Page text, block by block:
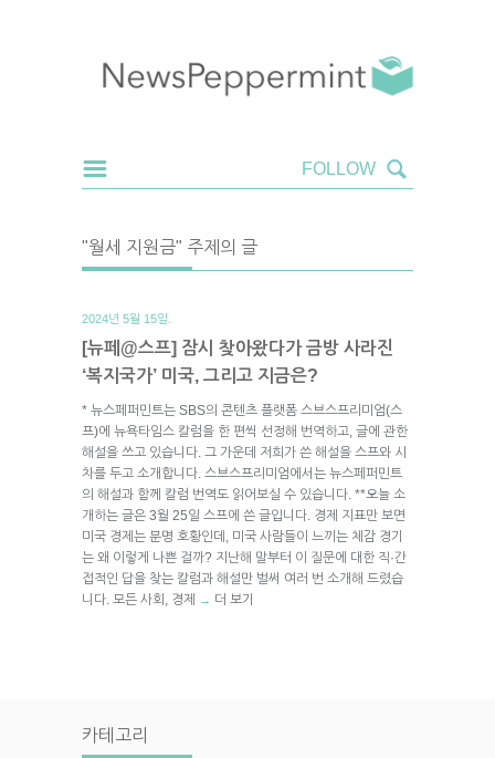
"월세 지원금" 주제의 글
2024년 5월 15일.
[뉴페@스프] 잠시 찾아왔다가 금방 사라진
‘복지국가’ 미국, 그리고 지금은?
* 뉴스페퍼민트는 SBS의 콘텐츠 플랫폼 스브스프리미엄(스
프)에 뉴욕타임스 칼럼을 한 편씩 선정해 번역하고, 글에 관한
해설을 쓰고 있습니다. 그 가운데 저희가 쓴 해설을 스프와 시
차를 두고 소개합니다. 스브스프리미엄에서는 뉴스페퍼민트
의 해설과 함께 칼럼 번역도 읽어보실 수 있습니다. **오늘 소
개하는 글은 3월 25일 스프에 쓴 글입니다. 경제 지표만 보면
미국 경제는 분명 호황인데, 미국 사람들이 느끼는 체감 경기
는 왜 이렇게 나쁜 걸까? 지난해 말부터 이 질문에 대한 직·간
접적인 답을 찾는 칼럼과 해설만 벌써 여러 번 소개해 드렸습
니다. 모든 사회, 경제
→ 더 보기
카테고리